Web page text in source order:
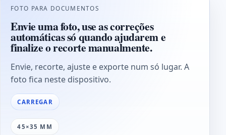
FOTO PARA DOCUMENTOS
Envie uma foto, use as correções
automáticas só quando ajudarem e
finalize o recorte manualmente.
Envie, recorte, ajuste e exporte num só lugar. A
foto fica neste dispositivo.
CARREGAR
45×35 MM